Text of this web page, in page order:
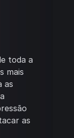
toda a
mais
as
as